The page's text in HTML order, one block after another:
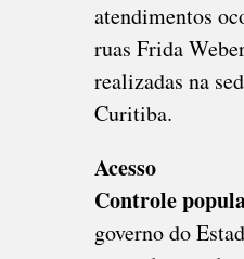
atendimentos
ruas Frida
realizadas na
Curitiba.
Acesso
Controle
governo do